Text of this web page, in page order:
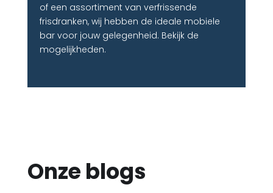
of een assortiment van verfrissende
frisdranken, wij hebben de ideale mobiele
bar voor jouw gelegenheid. Bekijk de
mogelijkheden.
Onze blogs